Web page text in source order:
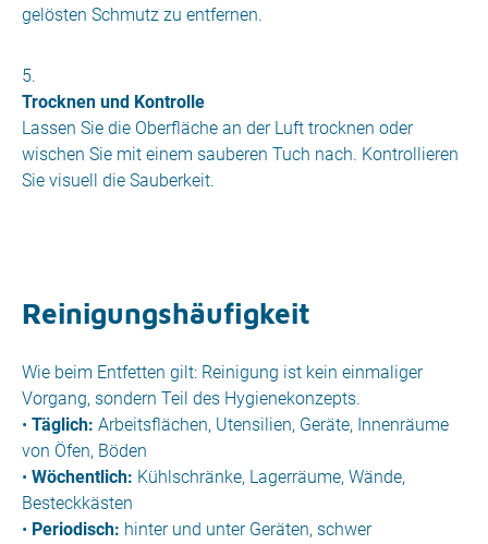
gelösten Schmutz zu entfernen.
Trocknen und Kontrolle
Lassen Sie die Oberfläche an der Luft trocknen oder
wischen Sie mit einem sauberen Tuch nach. Kontrollieren
Sie visuell die Sauberkeit.
Reinigungshäufigkeit
Wie beim Entfetten gilt: Reinigung ist kein einmaliger
Vorgang, sondern Teil des Hygienekonzepts.
• Täglich: Arbeitsflächen, Utensilien, Geräte, Innenräume
von Öfen, Böden
• Wöchentlich: Kühlschränke, Lagerräume, Wände,
Besteckkästen
• Periodisch: hinter und unter Geräten, schwer